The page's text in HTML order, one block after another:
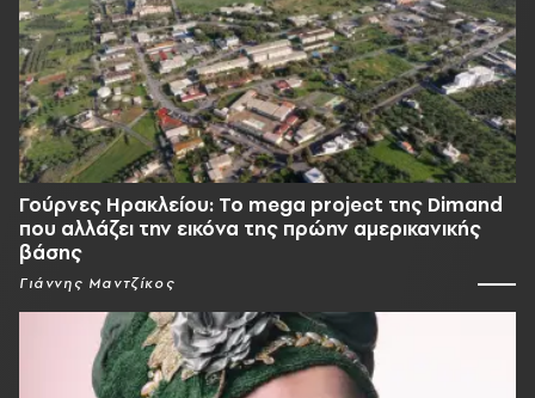
Γούρνες Ηρακλείου: To mega project της Dimand
που αλλάζει την εικόνα της πρώην αμερικανικής
βάσης
Γιάννης Μαντζίκος